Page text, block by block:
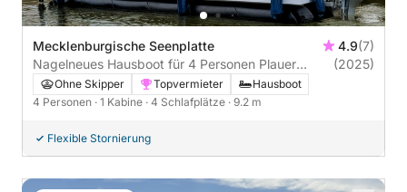
Mecklenburgische Seenplatte 4.9(7)
Nagelneues Hausboot für 4 Personen Plauer
Seenplatte oder Müritz
(2025)
Ohne Skipper Topvermieter
Hausboot
4 Personen · 1 Kabine · 4 Schlafplätze · 9.2 m
Flexible Stornierung